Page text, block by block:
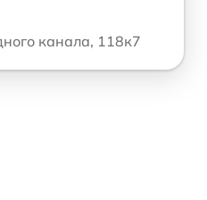
канала, 118к7